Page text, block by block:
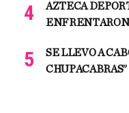
AZTECA
SE LLEVO A
CHUPACABRAS” |